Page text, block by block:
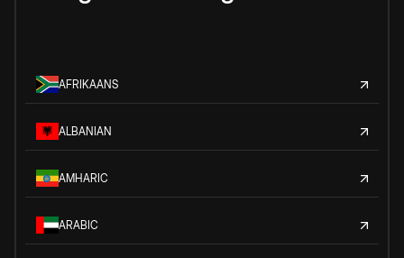
AFRIKAANS
ALBANIAN
AMHARIC
ARABIC